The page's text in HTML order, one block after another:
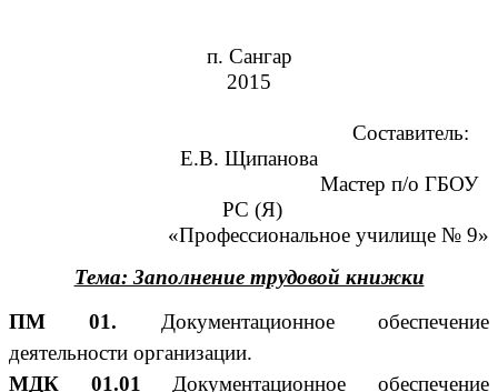
п. Сангар
2015
Составитель:
Е.В. Щипанова
Мастер п/о ГБОУ
РС (Я)
«Профессиональное училище № 9»
Тема: Заполнение трудовой книжки
ПМ 01. Документационное обеспечение
деятельности организации.
МДК 01.01 Документационное обеспечение